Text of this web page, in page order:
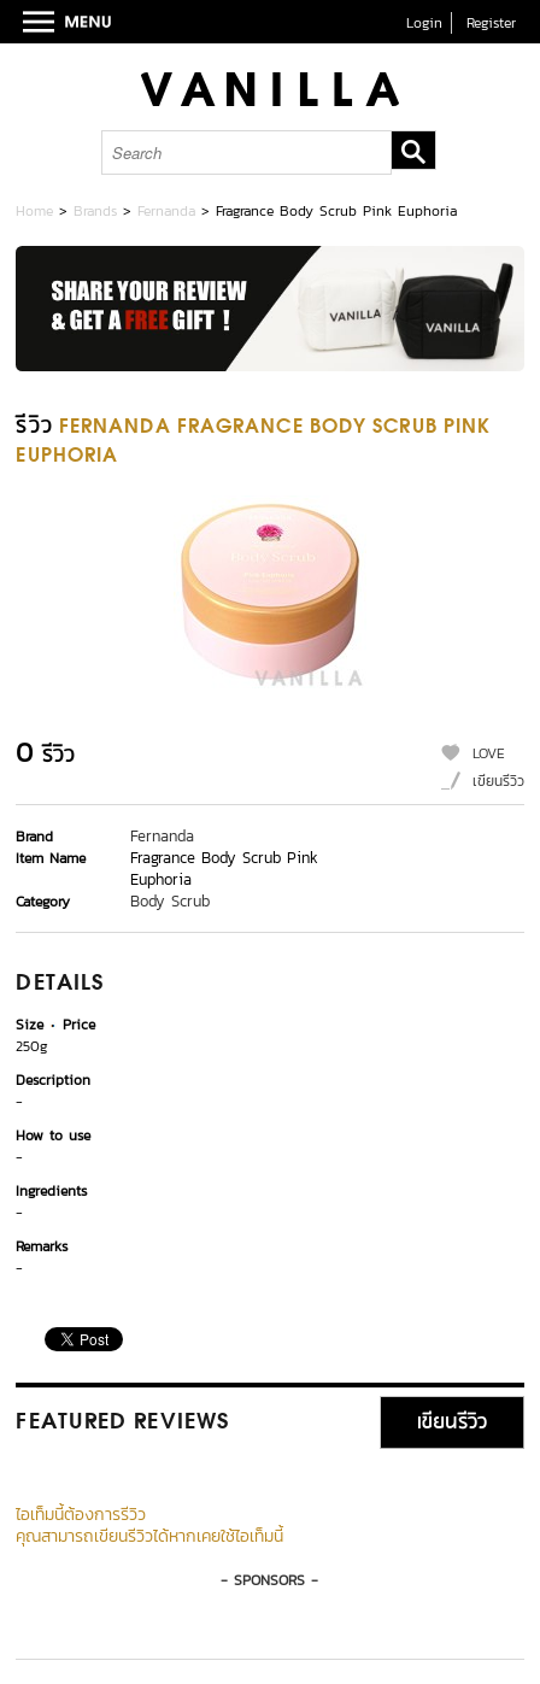
Login Register
Home > Brands > Fernanda >Fragrance Body Scrub Pink Euphoria
รีวิว FERNANDA FRAGRANCE BODY SCRUB PINK
EUPHORIA
0 รีวิว
LOVE
เขียนรีวิว
Brand Fernanda
Item Name
Fragrance Body Scrub Pink
Euphoria
Category Body Scrub
DETAILS
Size
Price
250g
Description
-
How to use
-
Ingredients
-
Remarks
-
FEATURED REVIEWS เขียนรีวิว
ไอเท็มนี้ต้องการรีวิว
คุณสามารถเขียนรีวิวได้หากเคยใช้ไอเท็มนี้
- SPONSORS -